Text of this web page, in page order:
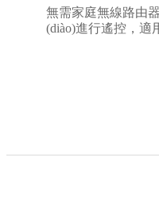
無需家庭無線路由
(diào)進行遙控，適